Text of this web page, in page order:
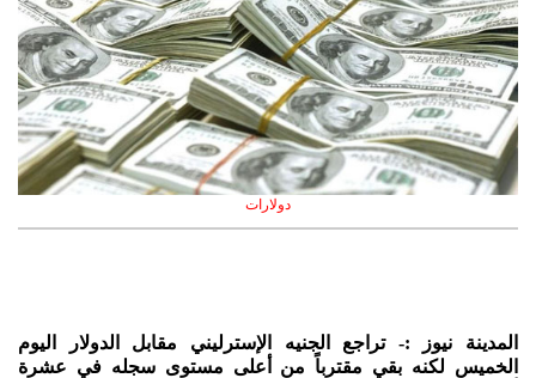
دولارات
المدينة نيوز :- تراجع الجنيه الإسترليني مقابل الدولار اليوم
الخميس لكنه بقي مقترباً من أعلى مستوى سجله في عشرة